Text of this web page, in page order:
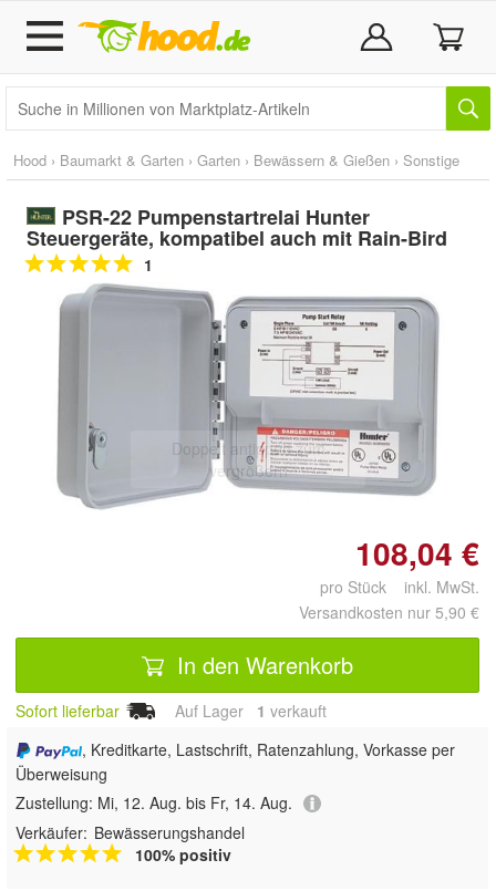
Hood › Baumarkt & Garten › Garten › Bewässern & Gießen › Sonstige
PSR-22 Pumpenstartrelai Hunter
Steuergeräte, kompatibel auch mit Rain-Bird
1
Doppelt antippen zum
vergrößern
108,04 €
pro Stück inkl. MwSt.
Versandkosten nur 5,90 €
In den Warenkorb
Sofort lieferbar Auf Lager 1 verkauft
, Kreditkarte, Lastschrift, Ratenzahlung, Vorkasse per
Überweisung
Zustellung: Mi, 12. Aug. bis Fr, 14. Aug.
Verkäufer: Bewässerungshandel
100% positiv